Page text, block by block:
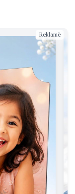
Reklamë